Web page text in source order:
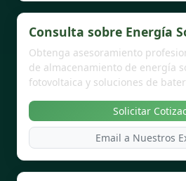
Consulta sobre Energía
Obtenga asesoramiento
de almacenamiento de energía
fotovoltaica y soluciones de
Solicitar
Email a Nuestros